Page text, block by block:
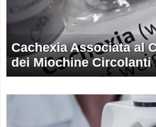
Cachexia Associata al
dei Miochine Circolanti